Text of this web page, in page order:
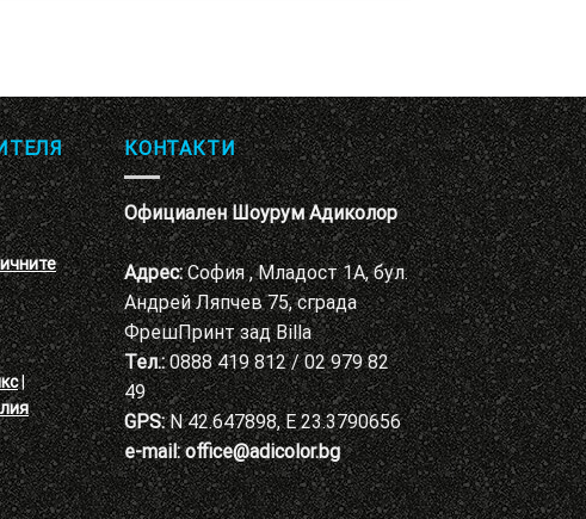
|
КОНТАКТИ
Официален Шоурум Адиколор
Адрес:София , Младост 1А, бул.
Андрей Ляпчев 75, сграда
ФрешПринт зад Billa
Тел.:0888 419 812 / 02 979 82
49
GPS:N 42.647898, E 23.3790656
e-mail: office@adicolor.bg